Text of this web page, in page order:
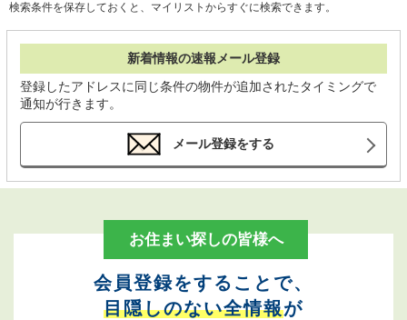
検索条件を保存しておくと、マイリストからすぐに検索できます。
新着情報の速報メール登録
登録したアドレスに同じ条件の物件が追加されたタイミングで
通知が行きます。
メール登録をする
お住まい探しの皆様へ
会員登録をすることで、
目隠しのない全情報が